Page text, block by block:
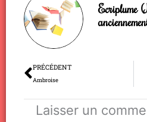
Ecriplume
Précédent
PRÉCÉDENT
Ambroise
Laisser un